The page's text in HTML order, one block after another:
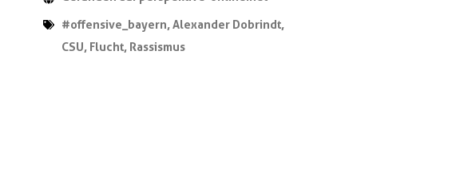
#offensive_bayern,Alexander Dobrindt,
CSU, Flucht, Rassismus